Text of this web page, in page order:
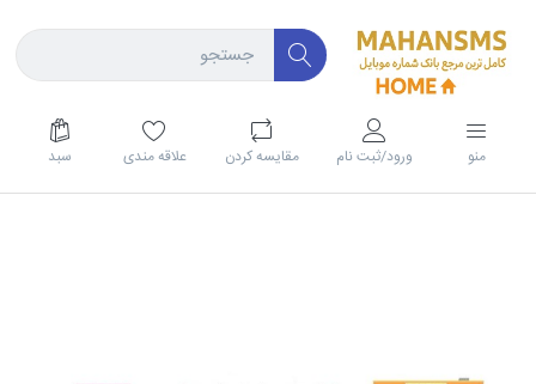
منو ورود/ثبت نام مقايسه كردن علاقه مندی سبد